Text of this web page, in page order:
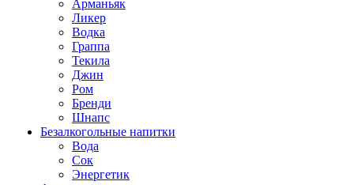
Арманьяк
Ликер
Водка
Граппа
Текила
Джин
Ром
Бренди
Шнапс
Безалкогольные напитки
Вода
Сок
Энергетик